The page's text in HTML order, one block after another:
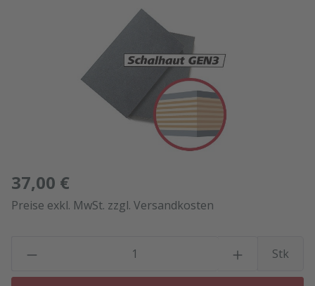
Bildergalerie überspringen
37,00 €
Preise exkl. MwSt. zzgl. Versandkosten
Stk